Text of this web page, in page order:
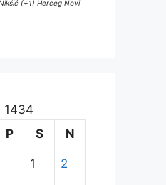
(+1) Herceg Novi
1434
P S N
1 2